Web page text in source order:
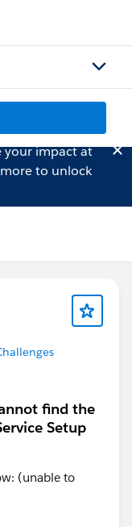
your impact at
to unlock
find the
Setup
(unable to